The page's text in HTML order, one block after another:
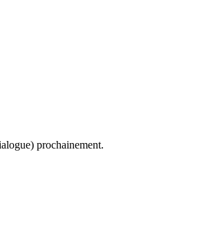
prochainement.